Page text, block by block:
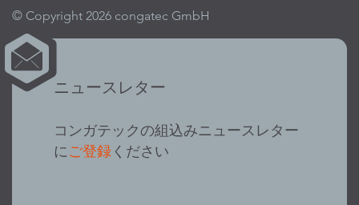
© Copyright 2026 congatec GmbH
ニュースレター
コンガテックの組込みニュースレター
にご登録 ください